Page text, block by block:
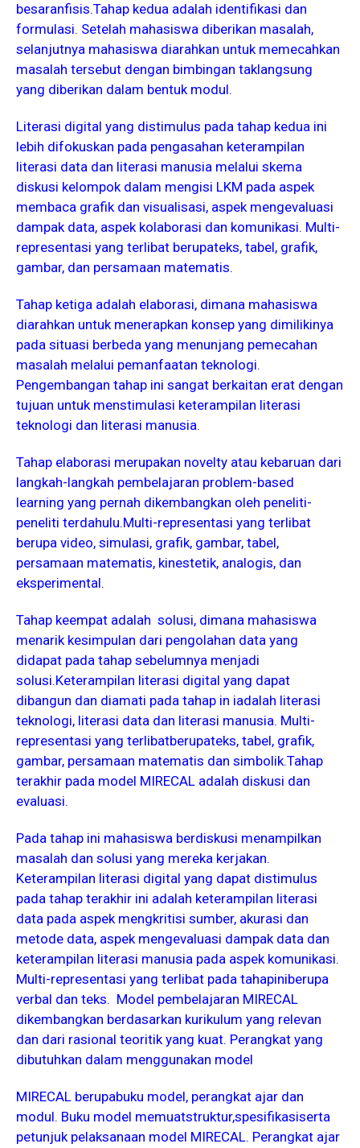
besaranfisis.Tahap kedua adalah identifikasi dan
formulasi. Setelah mahasiswa diberikan masalah,
selanjutnya mahasiswa diarahkan untuk memecahkan
masalah tersebut dengan bimbingan taklangsung
yang diberikan dalam bentuk modul.
Literasi digital yang distimulus pada tahap kedua ini
lebih difokuskan pada pengasahan keterampilan
literasi data dan literasi manusia melalui skema
diskusi kelompok dalam mengisi LKM pada aspek
membaca grafik dan visualisasi, aspek mengevaluasi
dampak data, aspek kolaborasi dan komunikasi. Multi-
representasi yang terlibat berupateks, tabel, grafik,
gambar, dan persamaan matematis.
Tahap ketiga adalah elaborasi, dimana mahasiswa
diarahkan untuk menerapkan konsep yang dimilikinya
pada situasi berbeda yang menunjang pemecahan
masalah melalui pemanfaatan teknologi.
Pengembangan tahap ini sangat berkaitan erat dengan
tujuan untuk menstimulasi keterampilan literasi
teknologi dan literasi manusia.
Tahap elaborasi merupakan novelty atau kebaruan dari
langkah-langkah pembelajaran problem-based
learning yang pernah dikembangkan oleh peneliti-
peneliti terdahulu.Multi-representasi yang terlibat
berupa video, simulasi, grafik, gambar, tabel,
persamaan matematis, kinestetik, analogis, dan
eksperimental.
Tahap keempat adalah solusi, dimana mahasiswa
menarik kesimpulan dari pengolahan data yang
didapat pada tahap sebelumnya menjadi
solusi.Keterampilan literasi digital yang dapat
dibangun dan diamati pada tahap in iadalah literasi
teknologi, literasi data dan literasi manusia. Multi-
representasi yang terlibatberupateks, tabel, grafik,
gambar, persamaan matematis dan simbolik.Tahap
terakhir pada model MIRECAL adalah diskusi dan
evaluasi.
Pada tahap ini mahasiswa berdiskusi menampilkan
masalah dan solusi yang mereka kerjakan.
Keterampilan literasi digital yang dapat distimulus
pada tahap terakhir ini adalah keterampilan literasi
data pada aspek mengkritisi sumber, akurasi dan
metode data, aspek mengevaluasi dampak data dan
keterampilan literasi manusia pada aspek komunikasi.
Multi-representasi yang terlibat pada tahapiniberupa
verbal dan teks. Model pembelajaran MIRECAL
dikembangkan berdasarkan kurikulum yang relevan
dan dari rasional teoritik yang kuat. Perangkat yang
dibutuhkan dalam menggunakan model
MIRECAL berupabuku model, perangkat ajar dan
modul. Buku model memuatstruktur,spesifikasiserta
petunjuk pelaksanaan model MIRECAL. Perangkat ajar